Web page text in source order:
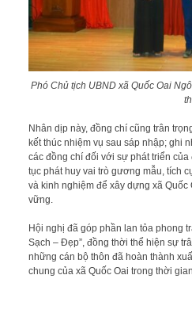
Phó Chủ tịch UBND xã Quốc Oai
Nhân dịp này, đồng chí cũng trân
kết thúc nhiệm vụ sau sáp nhập; ghi
các đồng chí đối với sự phát triển
tục phát huy vai trò gương mẫu, tích
và kinh nghiệm để xây dựng xã
vững.
Hội nghị đã góp phần lan tỏa phong
Sạch – Đẹp”, đồng thời thể hiện sự
những cán bộ thôn đã hoàn thành
chung của xã Quốc Oai trong thời